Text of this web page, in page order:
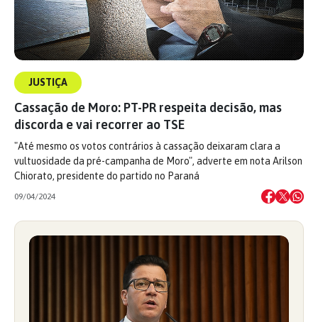
JUSTIÇA
Cassação de Moro: PT-PR respeita decisão, mas
discorda e vai recorrer ao TSE
"Até mesmo os votos contrários à cassação deixaram clara a
vultuosidade da pré-campanha de Moro", adverte em nota Arilson
Chiorato, presidente do partido no Paraná
09/04/2024